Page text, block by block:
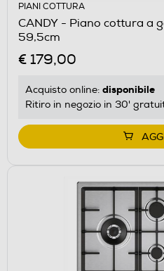
PIANI COTTURA
CANDY - Piano cottura a
59,5cm
€ 179,00
Acquisto online: disponibile
Ritiro in negozio in 30'